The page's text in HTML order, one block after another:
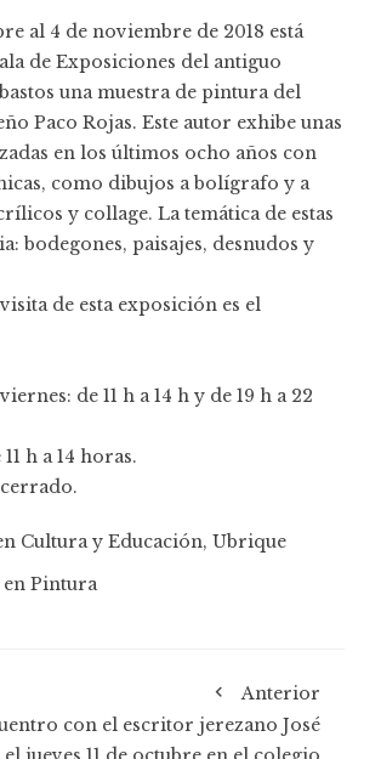
al 4 de noviembre de 2018 está
de Exposiciones del antiguo
una muestra de pintura del
Paco Rojas. Este autor exhibe unas
en los últimos ocho años con
como dibujos a bolígrafo y a
y collage. La temática de estas
bodegones, paisajes, desnudos y
de esta exposición es el
de 11 h a 14 h y de 19 h a 22
h a 14 horas.
Cultura y Educación, Ubrique
Pintura
Anterior
con el escritor jerezano José